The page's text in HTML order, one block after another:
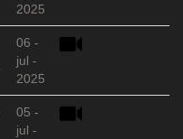
2025
06 -
jul -
2025
05 -
jul -